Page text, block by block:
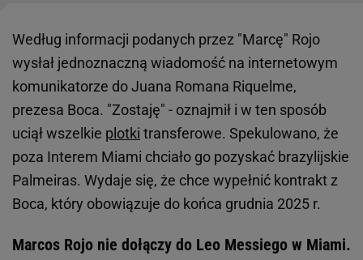
Według informacji podanych przez "Marcę" Rojo
wysłał jednoznaczną wiadomość na internetowym
komunikatorze do Juana Romana Riquelme,
prezesa Boca. "Zostaję" - oznajmił i w ten sposób
uciął wszelkie plotki transferowe. Spekulowano, że
poza Interem Miami chciało go pozyskać brazylijskie
Palmeiras. Wydaje się, że chce wypełnić kontrakt z
Boca, który obowiązuje do końca grudnia 2025 r.
Marcos Rojo nie dołączy do Leo Messiego w Miami.